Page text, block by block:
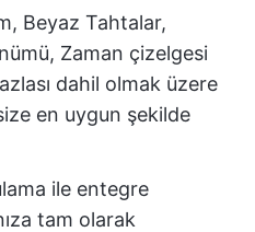
Beyaz Tahtalar,
Zaman çizelgesi
dahil olmak üzere
en uygun şekilde
ile entegre
tam olarak